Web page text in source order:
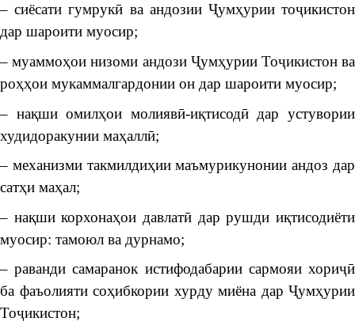
– сиёсати гумрукӣ ва андозии Ҷумҳурии тоҷикистон
дар шароити муосир;
– муаммоҳои низоми андози Ҷумҳурии Тоҷикистон ва
роҳҳои мукаммалгардонии он дар шароити муосир;
– нақши омилҳои молиявӣ-иқтисодӣ дар устувории
худидоракунии маҳаллӣ;
– механизми такмилдиҳии маъмурикунонии андоз дар
сатҳи маҳал;
– нақши корхонаҳои давлатӣ дар рушди иқтисодиёти
муосир: тамоюл ва дурнамо;
– раванди самаранок истифодабарии сармояи хориҷӣ
ба фаъолияти соҳибкории хурду миёна дар Ҷумҳурии
Тоҷикистон;